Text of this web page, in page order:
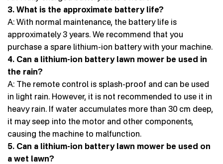
3. What is the approximate battery life?
A: With normal maintenance, the battery life is
approximately 3 years. We recommend that you
purchase a spare lithium-ion battery with your machine.
4. Can a lithium-ion battery lawn mower be used in
the rain?
A: The remote control is splash-proof and can be used
in light rain. However, it is not recommended to use it in
heavy rain. If water accumulates more than 30 cm deep,
it may seep into the motor and other components,
causing the machine to malfunction.
5. Can a lithium-ion battery lawn mower be used on
a wet lawn?